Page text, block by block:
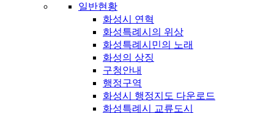
일반현황
화성시 연혁
화성특례시의 위상
화성특례시민의 노래
화성의 상징
구청안내
행정구역
화성시 행정지도 다운로드
화성특례시 교류도시